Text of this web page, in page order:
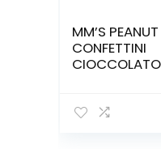
MM’S PEANUT
CONFETTINI
CIOCCOLATO